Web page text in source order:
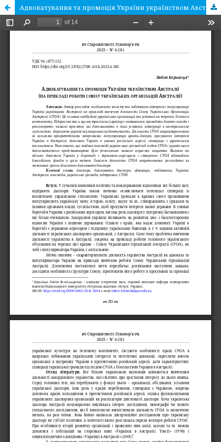
Адвокатування та промоція України українством Австралії (на прикладі роботи союзу українських організацій Австралії)